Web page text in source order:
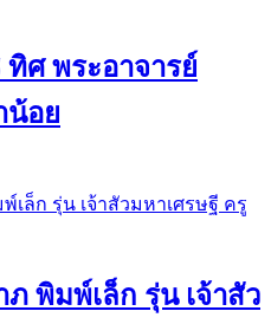
ศ พระอาจารย์
น้อย
พิมพ์เล็ก รุ่น เจ้าสัว